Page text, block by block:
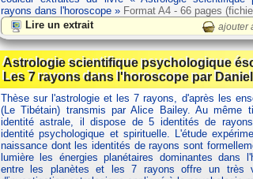
rayons dans l'horoscope » Format A4 - 66 pages
Lire un extrait
ajouter
Astrologie scientifique psychologique
Les 7 rayons dans l'horoscope par
Thèse sur l'astrologie et les 7 rayons, d'après les
(Le Tibétain) transmis par Alice Bailey. Au même
identité astrale, il dispose de 5 identités de
identité psychologique et spirituelle. L'étude
naissance dont les identités de rayons sont
lumière les énergies planétaires dominantes dans
entre les planètes et les 7 rayons offre un très